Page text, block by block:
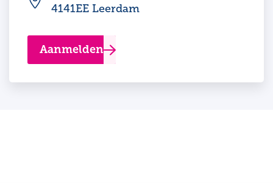
4141EE Leerdam
Aanmelden